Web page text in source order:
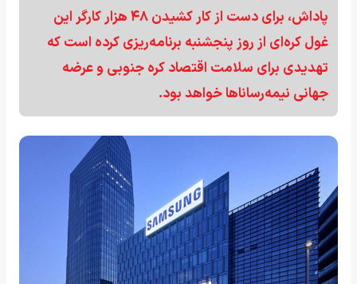
پاداش، برای دست از کار کشیدن ۴۸ هزار کارگر این
غول کره‌ای از روز پنجشنبه برنامه‌ریزی کرده است که
تهدیدی برای سلامت اقتصاد کره جنوبی و عرضه
جهانی نیمه‌رساناها خواهد بود.